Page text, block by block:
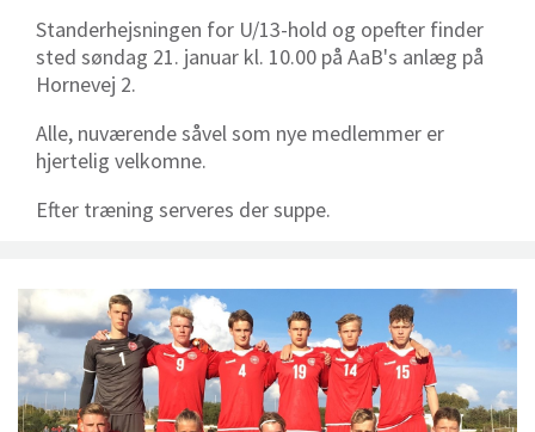
Standerhejsningen for U/13-hold og opefter finder
sted søndag 21. januar kl. 10.00 på AaB's anlæg på
Hornevej 2.
Alle, nuværende såvel som nye medlemmer er
hjertelig velkomne.
Efter træning serveres der suppe.